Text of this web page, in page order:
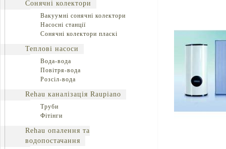
Сонячні колектори
Вакуумні сонячні колектори
Насосні станції
Сонячні колектори пласкі
Теплові насоси
Вода-вода
Повітря-вода
Розсіл-вода
Rehau каналізація Raupiano
Труби
Фітінги
Rehau опалення та
водопостачання